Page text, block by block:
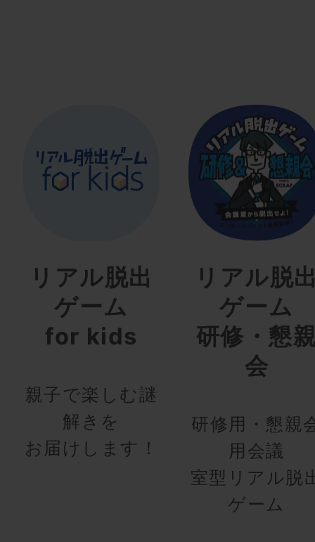
リアル脱出
ゲーム
for kids
親子で楽しむ謎
解きを
お届けします！
リアル脱
ゲーム
研修・懇
会
研修用・懇親
用会議
室型リアル脱
ゲーム